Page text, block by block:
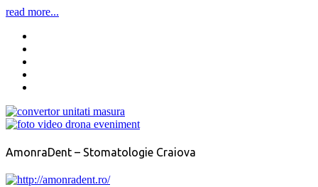
read more...
AmonraDent – Stomatologie Craiova